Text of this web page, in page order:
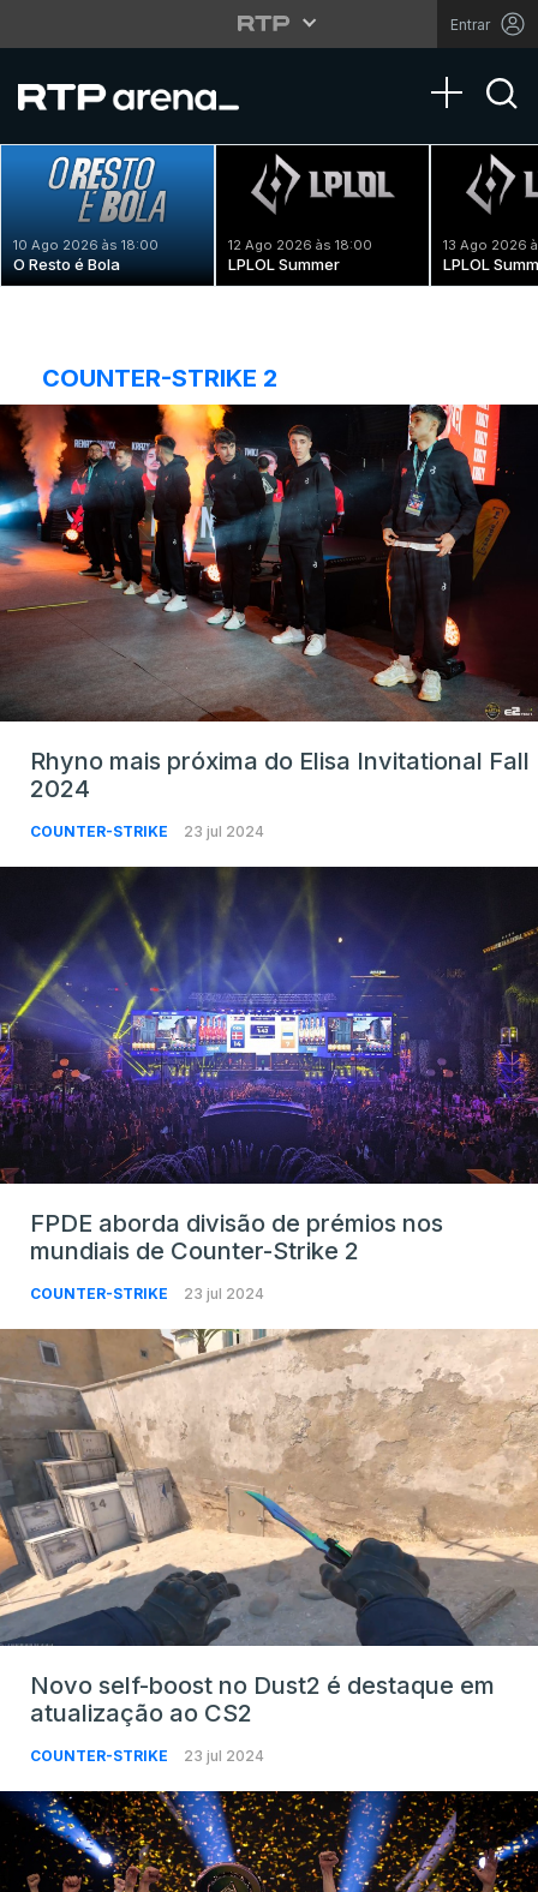
Entrar
Toggle
10 Ago 2026 às 18:00
O Resto é Bola
12 Ago 2026 às 18:00
LPLOL Summer
13 Ago 2026
LPLOL
COUNTER-STRIKE 2
Rhyno mais próxima do Elisa Invitational Fall
2024
COUNTER-STRIKE 23 jul 2024
FPDE aborda divisão de prémios nos
mundiais de Counter-Strike 2
COUNTER-STRIKE 23 jul 2024
Novo self-boost no Dust2 é destaque em
atualização ao CS2
COUNTER-STRIKE 23 jul 2024